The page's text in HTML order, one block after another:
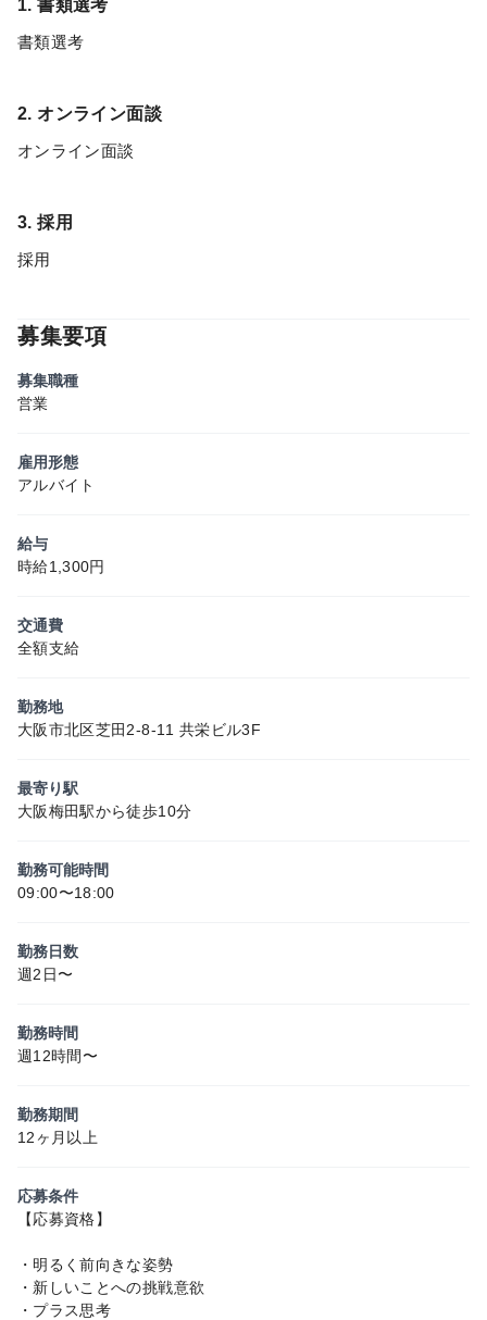
1. 書類選考
書類選考
2. オンライン面談
オンライン面談
3. 採用
採用
募集要項
募集職種
営業
雇用形態
アルバイト
給与
時給1,300円
交通費
全額支給
勤務地
大阪市北区芝田2-8-11 共栄ビル3F
最寄り駅
大阪梅田駅から徒歩10分
勤務可能時間
09:00〜18:00
勤務日数
週2日〜
勤務時間
週12時間〜
勤務期間
12ヶ月以上
応募条件
【応募資格】
・明るく前向きな姿勢
・新しいことへの挑戦意欲
・プラス思考